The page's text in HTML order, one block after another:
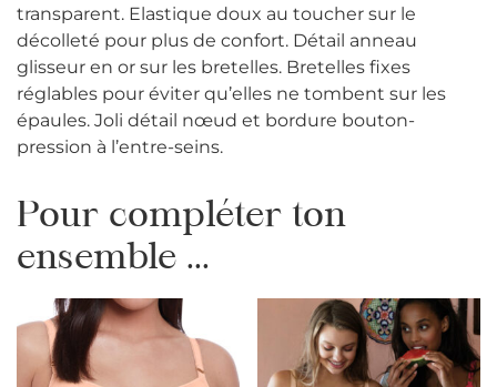
transparent. Elastique doux au toucher sur le
décolleté pour plus de confort. Détail anneau
glisseur en or sur les bretelles. Bretelles fixes
réglables pour éviter qu’elles ne tombent sur les
épaules. Joli détail nœud et bordure bouton-
pression à l’entre-seins.
Pour compléter ton
ensemble ...